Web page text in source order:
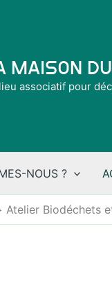
Maison
associatif pour
NOUS ?
Atelier Biodéchets